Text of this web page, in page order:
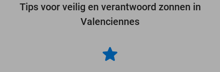
Tips voor veilig en verantwoord zonnen in
Valenciennes